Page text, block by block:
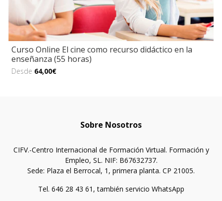
Curso Online El cine como recurso didáctico en la
enseñanza (55 horas)
Desde 64,00€
Sobre Nosotros
CIFV.-Centro Internacional de Formación Virtual. Formación y
Empleo, SL. NIF: B67632737.
Sede: Plaza el Berrocal, 1, primera planta. CP 21005.
Tel. 646 28 43 61, también servicio WhatsApp